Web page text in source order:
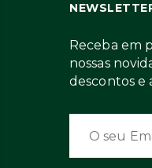
Receba em
nossas
descontos e